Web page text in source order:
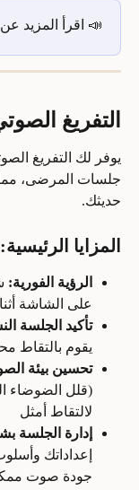
📣 اقرأ المزيد
التفريغ
يوفر لك التفريغ
جلسات المرضى، مما
حديثك.
المزايا الرئيسية:
الرؤية الفورية:
على الشاشة
تأكيد الجلسة
يقوم بالتقاط
تحسين بيئة
(قلل الضوضاء
لالتقاط أمثل
إدارة الجلسة
إعداداتك
جودة صوت